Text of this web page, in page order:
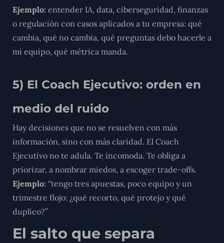
Ejemplo: entender IA, data, ciberseguridad, finanzas
o regulación con casos aplicados a tu empresa: qué
cambia, qué no cambia, qué preguntas debo hacerle a
mi equipo, qué métrica manda.
5) El Coach Ejecutivo: orden en
medio del ruido
Hay decisiones que no se resuelven con más
información, sino con más claridad. El Coach
Ejecutivo no te adula. Te incomoda. Te obliga a
priorizar, a nombrar miedos, a escoger trade-offs.
Ejemplo: “tengo tres apuestas, poco equipo y un
trimestre flojo: ¿qué recorto, qué protejo y qué
duplico?”
El salto que separa